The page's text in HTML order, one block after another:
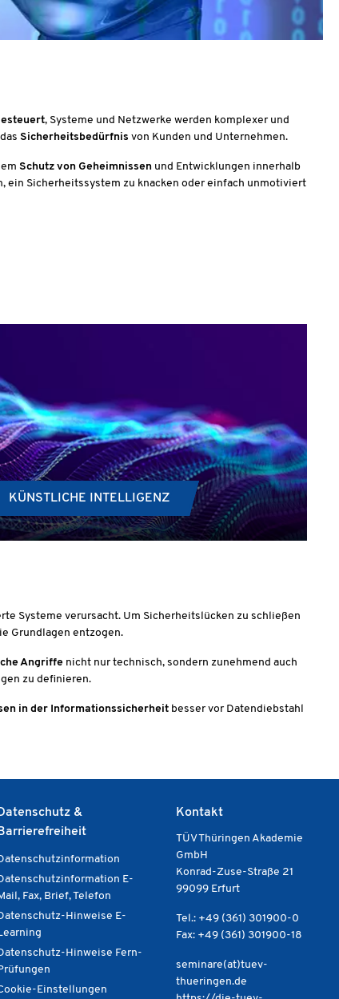
, Systeme und Netzwerke werden komplexer und
Sicherheitsbedürfnis von Kunden und Unternehmen.
Schutz von Geheimnissen und Entwicklungen innerhalb
ein Sicherheitssystem zu knacken oder einfach unmotiviert
KÜNSTLICHE INTELLIGENZ
Systeme verursacht. Um Sicherheitslücken zu schließen
Grundlagen entzogen.
Angriffe nicht nur technisch, sondern zunehmend auch
zu definieren.
in der Informationssicherheit besser vor Datendiebstahl
Datenschutz &
Barrierefreiheit
E-
Fax, Brief, Telefon
Hinweise E-
Hinweise Fern-
Einstellungen
Kontakt
TÜV Thüringen Akademie
GmbH
Konrad-Zuse-Straße 21
99099 Erfurt
Tel.: +49 (361) 301900-0
Fax: +49 (361) 301900-18
seminare(at)tuev-
thueringen.de